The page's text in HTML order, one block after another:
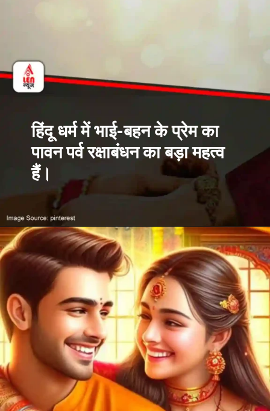
हिंदू धर्म में भाई-बहन के प्रेम का
पावन पर्व रक्षाबंधन का बड़ा महत्व
हैं।